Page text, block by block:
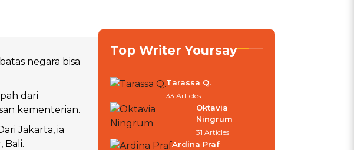
negara bisa
dari
kementerian.
Jakarta, ia
Bali.
Top Writer Yoursay
Tarassa Q.
33 Articles
Oktavia
Ningrum
31 Articles
Ardina Praf